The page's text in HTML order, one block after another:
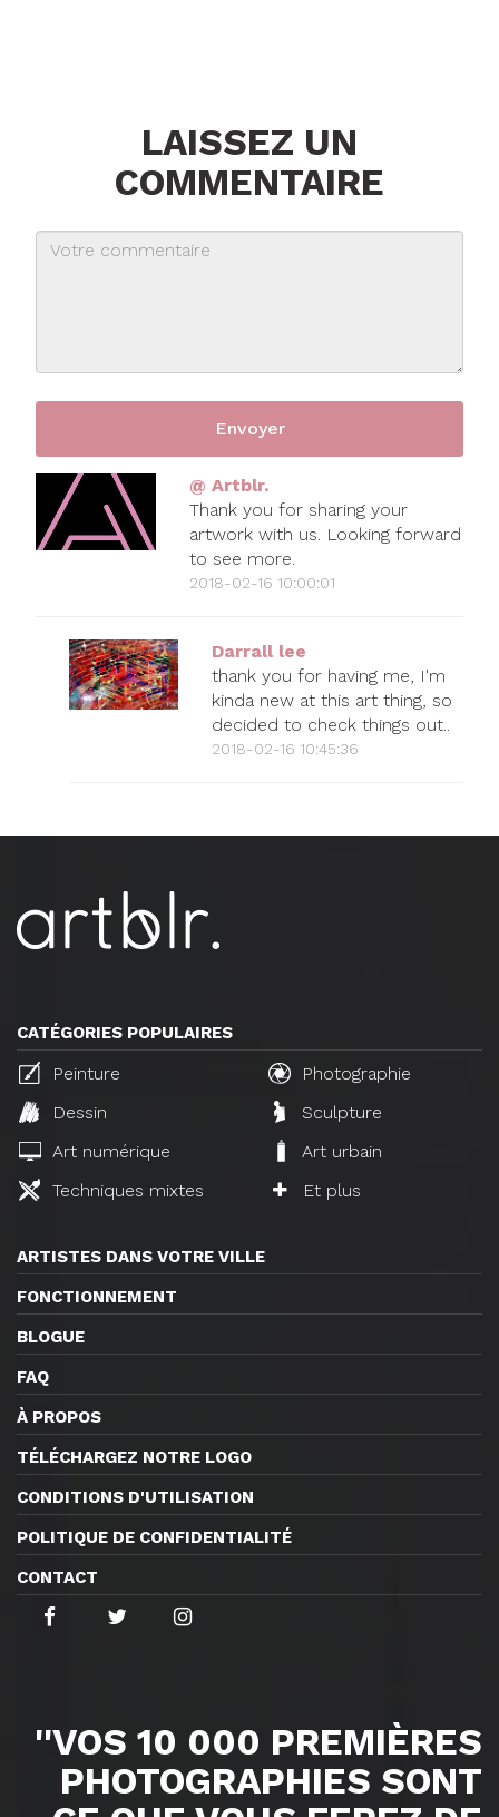
LAISSEZ UN
COMMENTAIRE
@ Artblr.
Thank you for sharing your
artwork with us. Looking forward
to see more.
2018-02-16 10:00:01
Darrall lee
thank you for having me, I'm
kinda new at this art thing, so
decided to check things out..
2018-02-16 10:45:36
CATÉGORIES POPULAIRES
Peinture
Photographie
Dessin
Sculpture
Art numérique
Art urbain
Techniques mixtes
Et plus
ARTISTES DANS VOTRE VILLE
FONCTIONNEMENT
BLOGUE
FAQ
À PROPOS
TÉLÉCHARGEZ NOTRE LOGO
CONDITIONS D'UTILISATION
POLITIQUE DE CONFIDENTIALITÉ
CONTACT
''VOS 10 000 PREMIÈRES
PHOTOGRAPHIES SONT